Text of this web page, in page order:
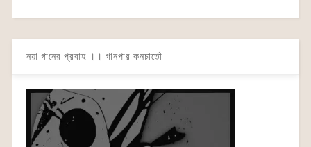
নয়া গানের প্রবাহ ।। গানপার কনচার্তো